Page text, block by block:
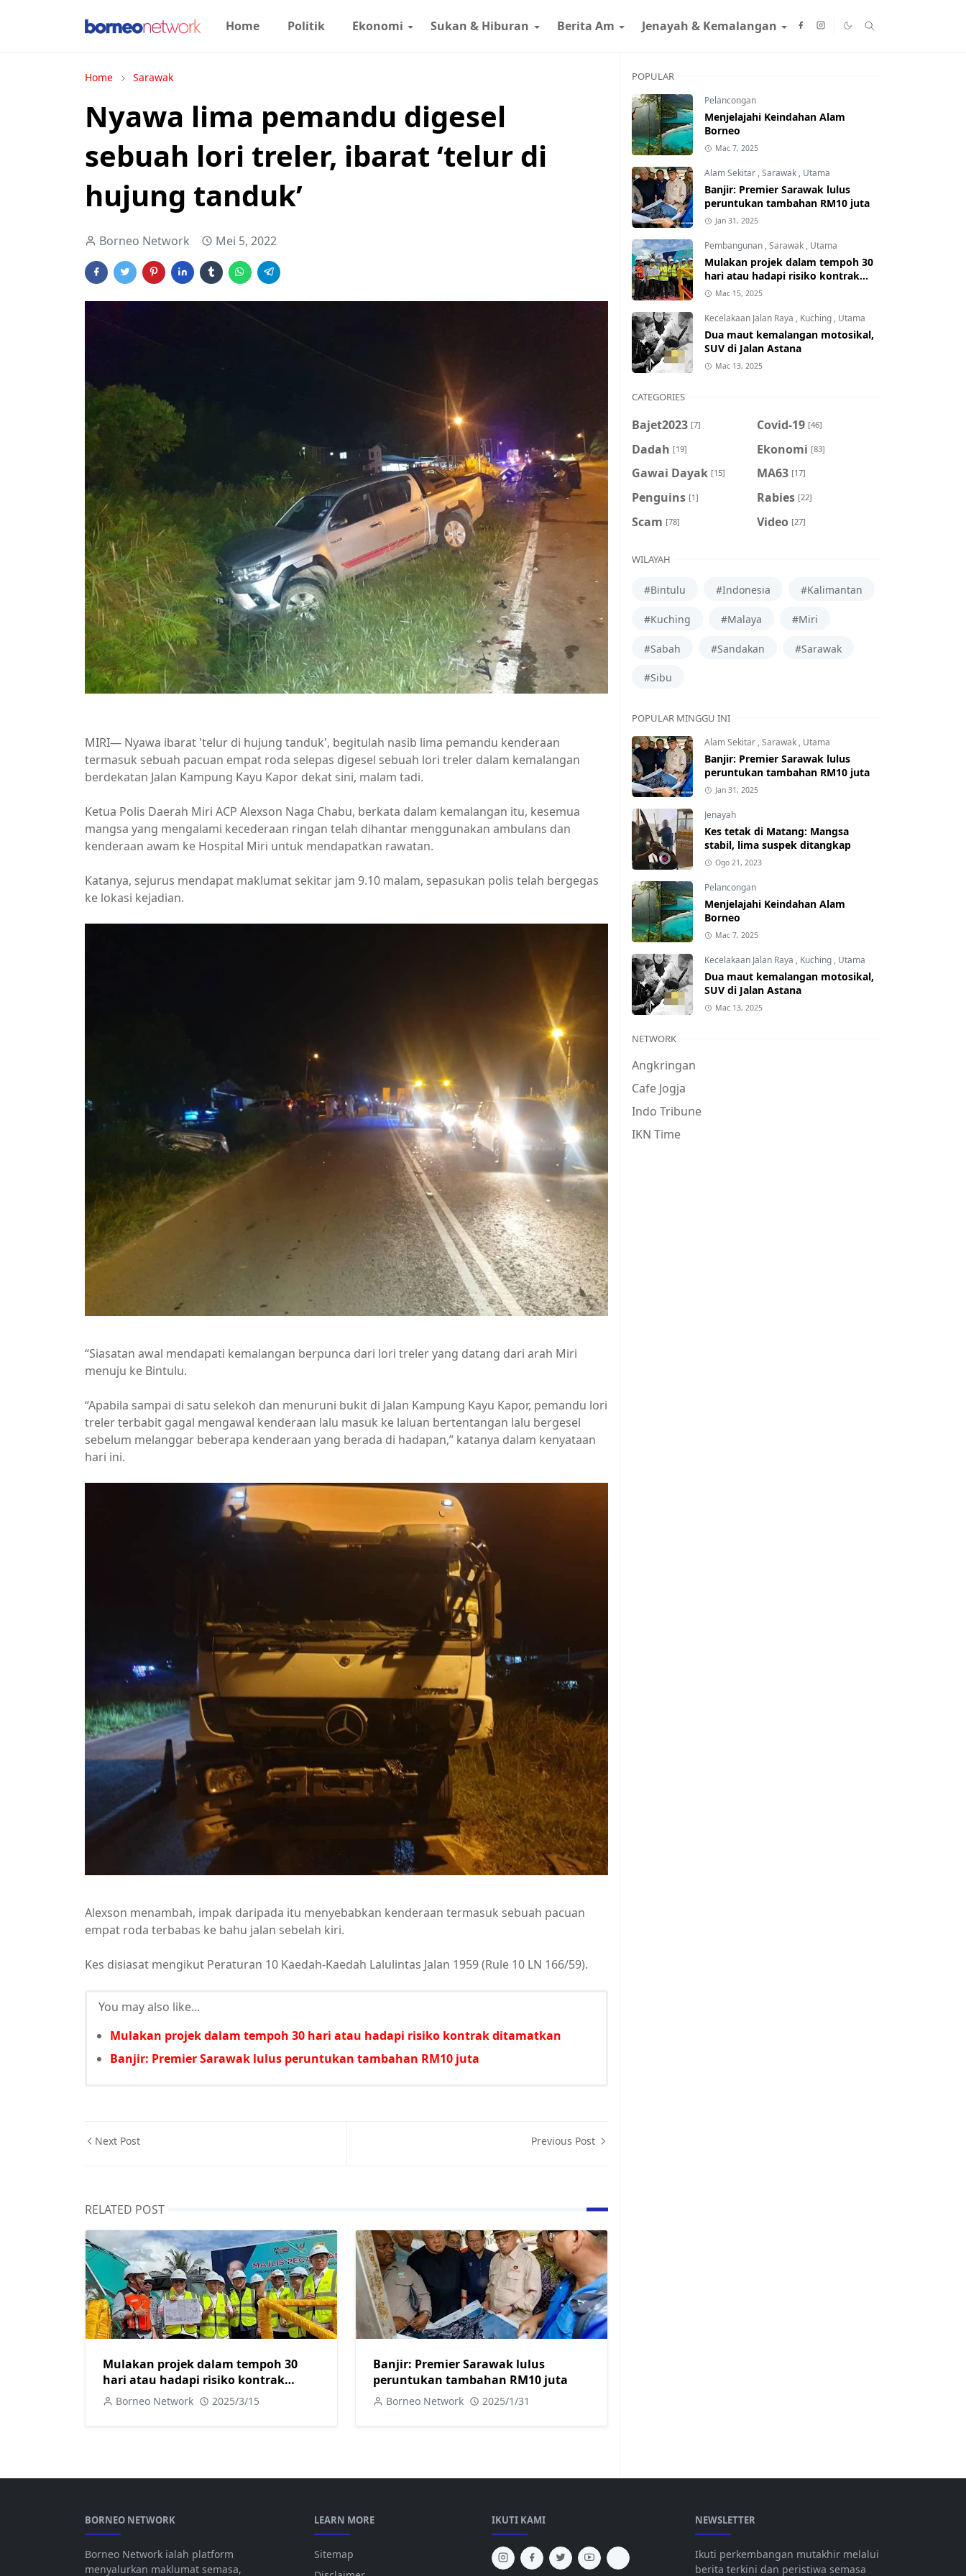
Home Politik Ekonomi Sukan & Hiburan Berita Am Jenayah & Kemalangan
Home Sarawak
Nyawa lima pemandu digesel
sebuah lori treler, ibarat ‘telur di
hujung tanduk’
Borneo Network Mei 5, 2022
MIRI— Nyawa ibarat 'telur di hujung tanduk', begitulah nasib lima pemandu kenderaan
termasuk sebuah pacuan empat roda selepas digesel sebuah lori treler dalam kemalangan
berdekatan Jalan Kampung Kayu Kapor dekat sini, malam tadi.
Ketua Polis Daerah Miri ACP Alexson Naga Chabu, berkata dalam kemalangan itu, kesemua
mangsa yang mengalami kecederaan ringan telah dihantar menggunakan ambulans dan
kenderaan awam ke Hospital Miri untuk mendapatkan rawatan.
Katanya, sejurus mendapat maklumat sekitar jam 9.10 malam, sepasukan polis telah bergegas
ke lokasi kejadian.
“Siasatan awal mendapati kemalangan berpunca dari lori treler yang datang dari arah Miri
menuju ke Bintulu.
“Apabila sampai di satu selekoh dan menuruni bukit di Jalan Kampung Kayu Kapor, pemandu lori
treler terbabit gagal mengawal kenderaan lalu masuk ke laluan bertentangan lalu bergesel
sebelum melanggar beberapa kenderaan yang berada di hadapan,” katanya dalam kenyataan
hari ini.
Alexson menambah, impak daripada itu menyebabkan kenderaan termasuk sebuah pacuan
empat roda terbabas ke bahu jalan sebelah kiri.
Kes disiasat mengikut Peraturan 10 Kaedah-Kaedah Lalulintas Jalan 1959 (Rule 10 LN 166/59).
You may also like...
Mulakan projek dalam tempoh 30 hari atau hadapi risiko kontrak ditamatkan
Banjir: Premier Sarawak lulus peruntukan tambahan RM10 juta
Next Post Previous Post
RELATED POST
Mulakan projek dalam tempoh 30
hari atau hadapi risiko kontrak
ditamatkan
Borneo Network 2025/3/15
Banjir: Premier Sarawak lulus
peruntukan tambahan RM10 juta
Borneo Network 2025/1/31
POPULAR
Pelancongan
Menjelajahi Keindahan Alam
Borneo
Mac 7, 2025
Alam Sekitar ,Sarawak , Utama
Banjir: Premier Sarawak lulus
peruntukan tambahan RM10 juta
Jan 31, 2025
Pembangunan ,Sarawak , Utama
Mulakan projek dalam tempoh 30
hari atau hadapi risiko kontrak
ditamatkan
Mac 15, 2025
Kecelakaan Jalan Raya , Kuching , Utama
Dua maut kemalangan motosikal,
SUV di Jalan Astana
Mac 13, 2025
CATEGORIES
Bajet2023 [7] Covid-19 [46]
Dadah [19] Ekonomi [83]
Gawai Dayak [15] MA63 [17]
Penguins [1] Rabies [22]
Scam [78] Video [27]
WILAYAH
#Bintulu #Indonesia #Kalimantan
#Kuching #Malaya #Miri
#Sabah #Sandakan #Sarawak
#Sibu
POPULAR MINGGU INI
Alam Sekitar ,Sarawak , Utama
Banjir: Premier Sarawak lulus
peruntukan tambahan RM10 juta
Jan 31, 2025
Jenayah
Kes tetak di Matang: Mangsa
stabil, lima suspek ditangkap
Ogo 21, 2023
Pelancongan
Menjelajahi Keindahan Alam
Borneo
Mac 7, 2025
Kecelakaan Jalan Raya , Kuching , Utama
Dua maut kemalangan motosikal,
SUV di Jalan Astana
Mac 13, 2025
NETWORK
Angkringan
Cafe Jogja
Indo Tribune
IKN Time
BORNEO NETWORK
Borneo Network ialah platform
menyalurkan maklumat semasa,
LEARN MORE
Sitemap
IKUTI KAMI NEWSLETTER
Ikuti perkembangan mutakhir melalui
berita terkini dan peristiwa semasa